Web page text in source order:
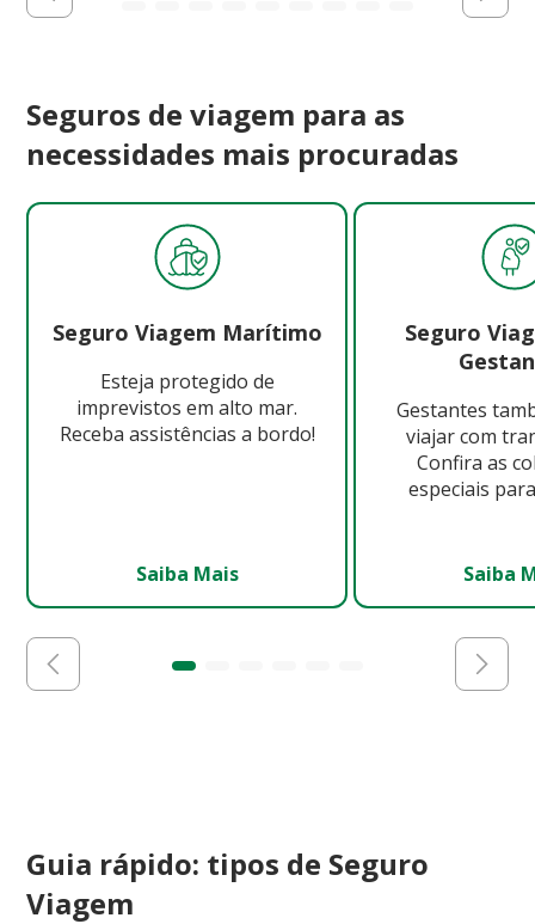
Seguros de viagem para as
necessidades mais procuradas
Seguro Viagem Marítimo
Esteja protegido de
imprevistos em alto mar.
Receba assistências a bordo!
Saiba Mais
Seguro
Gestantes
viajar com
Confira as
especiais
Saiba
Guia rápido: tipos de Seguro
Viagem